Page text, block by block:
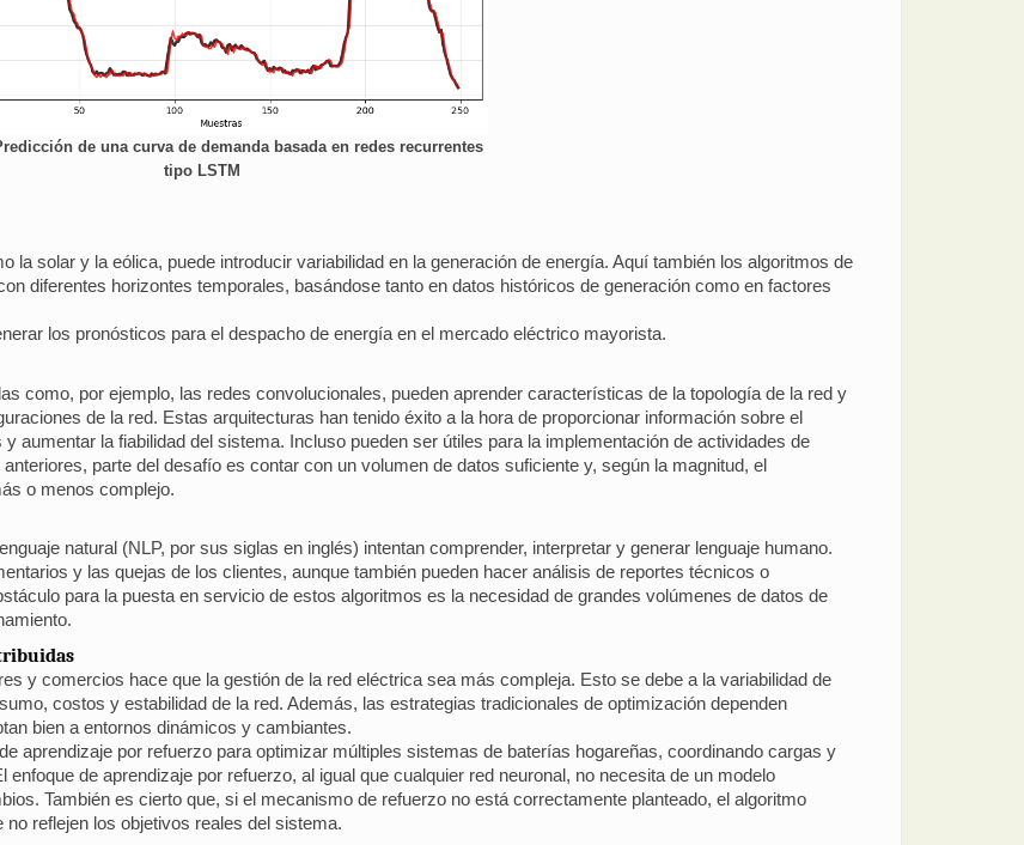
de una curva de demanda basada en redes recurrentes
tipo LSTM
la solar y la eólica, puede introducir variabilidad en la generación de energía. Aquí también los algoritmos de
diferentes horizontes temporales, basándose tanto en datos históricos de generación como en factores
los pronósticos para el despacho de energía en el mercado eléctrico mayorista.
como, por ejemplo, las redes convolucionales, pueden aprender características de la topología de la red y
de la red. Estas arquitecturas han tenido éxito a la hora de proporcionar información sobre el
aumentar la fiabilidad del sistema. Incluso pueden ser útiles para la implementación de actividades de
parte del desafío es contar con un volumen de datos suficiente y, según la magnitud, el
o menos complejo.
natural (NLP, por sus siglas en inglés) intentan comprender, interpretar y generar lenguaje humano.
y las quejas de los clientes, aunque también pueden hacer análisis de reportes técnicos o
para la puesta en servicio de estos algoritmos es la necesidad de grandes volúmenes de datos de
y comercios hace que la gestión de la red eléctrica sea más compleja. Esto se debe a la variabilidad de
costos y estabilidad de la red. Además, las estrategias tradicionales de optimización dependen
bien a entornos dinámicos y cambiantes.
aprendizaje por refuerzo para optimizar múltiples sistemas de baterías hogareñas, coordinando cargas y
de aprendizaje por refuerzo, al igual que cualquier red neuronal, no necesita de un modelo
También es cierto que, si el mecanismo de refuerzo no está correctamente planteado, el algoritmo
reflejen los objetivos reales del sistema.